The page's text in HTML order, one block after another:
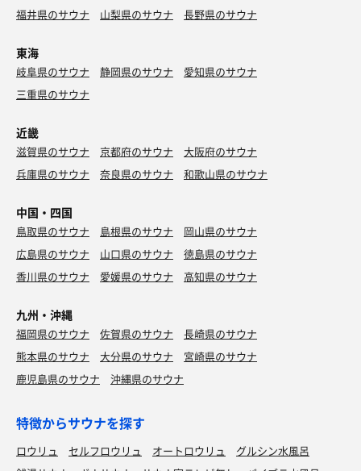
福井県のサウナ
山梨県のサウナ 長野県のサウナ
東海
岐阜県のサウナ 静岡県のサウナ
愛知県のサウナ
三重県のサウナ
近畿
滋賀県のサウナ 京都府のサウナ
大阪府のサウナ
兵庫県のサウナ
奈良県のサウナ 和歌山県のサウナ
中国・四国
鳥取県のサウナ 島根県のサウナ
岡山県のサウナ
広島県のサウナ
山口県のサウナ
徳島県のサウナ
香川県のサウナ
愛媛県のサウナ 高知県のサウナ
九州・沖縄
福岡県のサウナ 佐賀県のサウナ
長崎県のサウナ
熊本県のサウナ
大分県のサウナ
宮崎県のサウナ
鹿児島県のサウナ
沖縄県のサウナ
特徴からサウナを探す
ロウリュ セルフロウリュ オートロウリュ
グルシン水風呂